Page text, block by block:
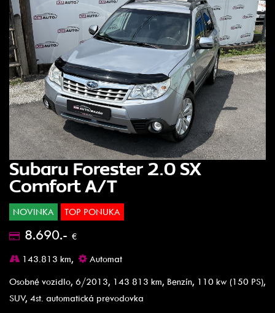
Subaru Forester 2.0 SX
Comfort A/T
NOVINKA TOP PONUKA
8.690.- €
143.813 km,
Automat
Osobné vozidlo, 6/2013, 143 813 km, Benzín, 110 kw (150 PS),
SUV, 4st. automatická prevodovka